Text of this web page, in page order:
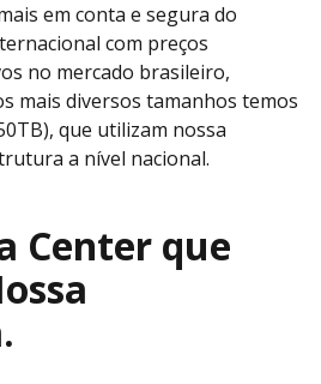
em conta e segura do
com preços
no mercado brasileiro,
mais diversos tamanhos temos
que utilizam nossa
a nível nacional.
Center que